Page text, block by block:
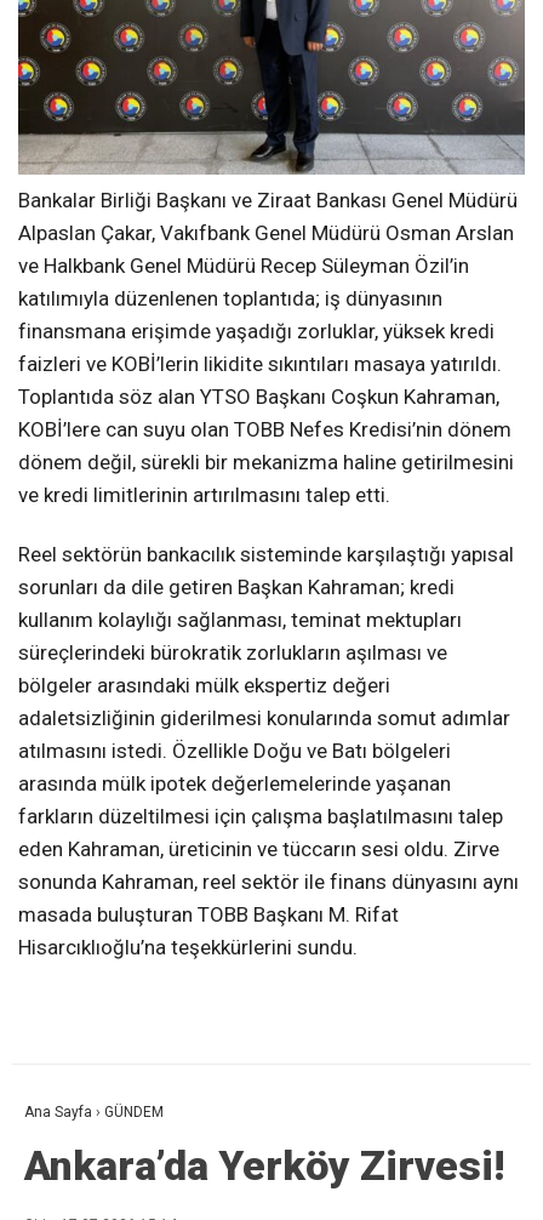
Bankalar Birliği Başkanı ve Ziraat Bankası Genel Müdürü
Alpaslan Çakar, Vakıfbank Genel Müdürü Osman Arslan
ve Halkbank Genel Müdürü Recep Süleyman Özil’in
katılımıyla düzenlenen toplantıda; iş dünyasının
finansmana erişimde yaşadığı zorluklar, yüksek kredi
faizleri ve KOBİ’lerin likidite sıkıntıları masaya yatırıldı.
Toplantıda söz alan YTSO Başkanı Coşkun Kahraman,
KOBİ’lere can suyu olan TOBB Nefes Kredisi’nin dönem
dönem değil, sürekli bir mekanizma haline getirilmesini
ve kredi limitlerinin artırılmasını talep etti.
Reel sektörün bankacılık sisteminde karşılaştığı yapısal
sorunları da dile getiren Başkan Kahraman; kredi
kullanım kolaylığı sağlanması, teminat mektupları
süreçlerindeki bürokratik zorlukların aşılması ve
bölgeler arasındaki mülk ekspertiz değeri
adaletsizliğinin giderilmesi konularında somut adımlar
atılmasını istedi. Özellikle Doğu ve Batı bölgeleri
arasında mülk ipotek değerlemelerinde yaşanan
farkların düzeltilmesi için çalışma başlatılmasını talep
eden Kahraman, üreticinin ve tüccarın sesi oldu. Zirve
sonunda Kahraman, reel sektör ile finans dünyasını aynı
masada buluşturan TOBB Başkanı M. Rifat
Hisarcıklıoğlu’na teşekkürlerini sundu.
Ana Sayfa › GÜNDEM
Ankara’da Yerköy Zirvesi!